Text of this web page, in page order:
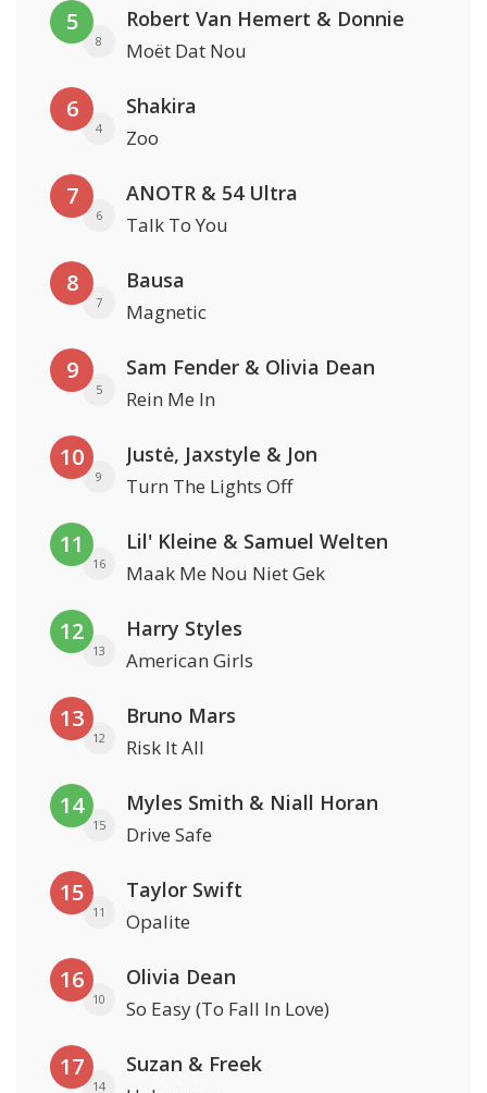
5
8
Robert Van Hemert & Donnie
Moët Dat Nou
6
4
Shakira
Zoo
7
6
ANOTR & 54 Ultra
Talk To You
8
7
Bausa
Magnetic
9
5
Sam Fender & Olivia Dean
Rein Me In
10
9
Justė, Jaxstyle & Jon
Turn The Lights Off
11
16
Lil' Kleine & Samuel Welten
Maak Me Nou Niet Gek
12
13
Harry Styles
American Girls
13
12
Bruno Mars
Risk It All
14
15
Myles Smith & Niall Horan
Drive Safe
15
11
Taylor Swift
Opalite
16
10
Olivia Dean
So Easy (To Fall In Love)
17
14
Suzan & Freek